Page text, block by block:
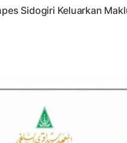
Sidogiri Keluarkan